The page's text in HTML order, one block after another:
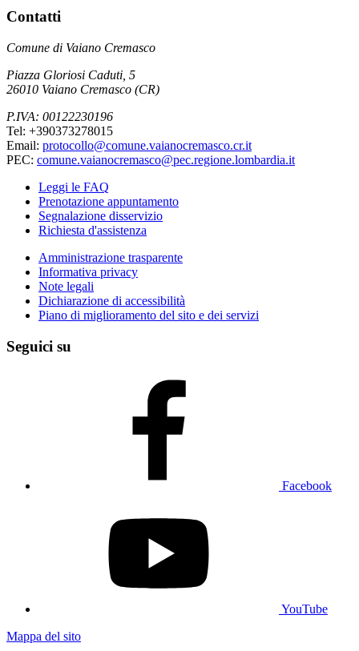
Contatti
Comune di Vaiano Cremasco
Piazza Gloriosi Caduti, 5
26010 Vaiano Cremasco (CR)
P.IVA: 00122230196
Tel: +390373278015
Email: protocollo@comune.vaianocremasco.cr.it
PEC: comune.vaianocremasco@pec.regione.lombardia.it
Leggi le FAQ
Prenotazione appuntamento
Segnalazione disservizio
Richiesta d'assistenza
Amministrazione trasparente
Informativa privacy
Note legali
Dichiarazione di accessibilità
Piano di miglioramento del sito e dei servizi
Seguici su
Facebook
YouTube
Mappa del sito